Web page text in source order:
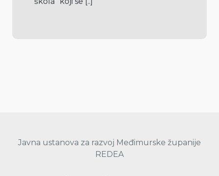
Javna ustanova za razvoj Međimurske županije
REDEA